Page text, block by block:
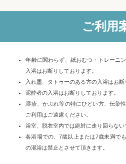
ご利用
年齢に関わらず、紙おむつ・トレーニ
入浴はお断りしております。
入れ墨、タトゥーのある方の入浴はお断
泥酔者の入浴はお断りしております。
湿疹、かぶれ等の特にひどい方、伝染
ご利用はご遠慮ください。
浴室、脱衣室内では絶対に走り回らない
各浴場での、7歳以上または7歳未満で
の混浴は禁止とさせて頂きます。